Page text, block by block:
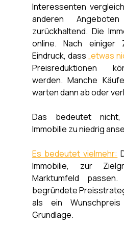
Interessenten
anderen
zurückhaltend. Die
online. Nach
Eindruck, dass „etwas
Preisreduktionen
werden. Manche
warten dann ab oder
Das bedeutet
Immobilie zu niedrig
Es bedeutet vielmehr:
Immobilie, zur
Marktumfeld
begründete
als ein
Grundlage.